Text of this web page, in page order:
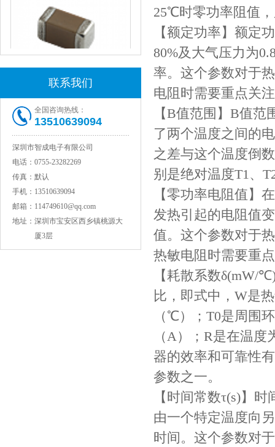
JOHANSON代理1812 1KV 100NF X7R高压贴片电容
联系我们
全国咨询热线：
13510639094
深圳市智成电子有限公司
电话： 0755-23282269
传真： 默认
手机： 13510639094
邮箱： 114749610@qq.com
地址： 深圳市宝安区西乡镇桃源大
厦3层
25℃时零功率阻值
【额定功率】额定
80%及大气压力为
率。这个参数对于
电阻时需要重点关
【B值范围】B值
了两个温度之间的
之差与这个温度倒
别是绝对温度T1、
【零功率电阻值】
发热引起的电阻值
值。这个参数对于
热敏电阻时需要重
【耗散系数δ(mW/
比，即式中，W是
（℃）；T0是周围
（A）；R是在温
器的效率和可靠性
参数之一。
【时间常数τ(s)】
由一个特定温度向
时间。这个参数对